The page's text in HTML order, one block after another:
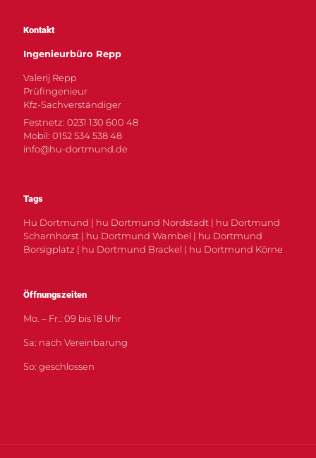
Kontakt
Ingenieurbüro Repp
Valerij Repp
Prüfingenieur
Kfz-Sachverständiger
Festnetz: 0231 130 600 48
Mobil: 0152 534 538 48
info@hu-dortmund.de
Tags
Hu Dortmund | hu Dortmund Nordstadt | hu Dortmund
Scharnhorst | hu Dortmund Wambel | hu Dortmund
Borsigplatz | hu Dortmund Brackel | hu Dortmund Körne
Öffnungszeiten
Mo. – Fr.: 09 bis 18 Uhr
Sa: nach Vereinbarung
So: geschlossen